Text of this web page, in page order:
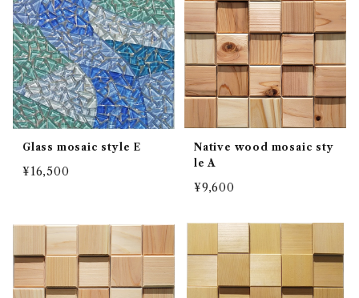
Glass mosaic style E
¥16,500
Native wood mosaic sty
le A
¥9,600